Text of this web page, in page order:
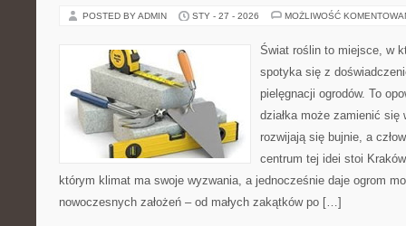
POSTED BY ADMIN STY - 27 - 2026 MOŻLIWOŚĆ
Świat roślin to miejsce, w
spotyka się z
pielęgnacji ogrodów. To
działka może zamienić
rozwijają się bujnie, a
centrum tej idei stoi
którym klimat ma swoje wyzwania, a jednocześnie daje ogrom
nowoczesnych założeń – od małych zakątków po […]